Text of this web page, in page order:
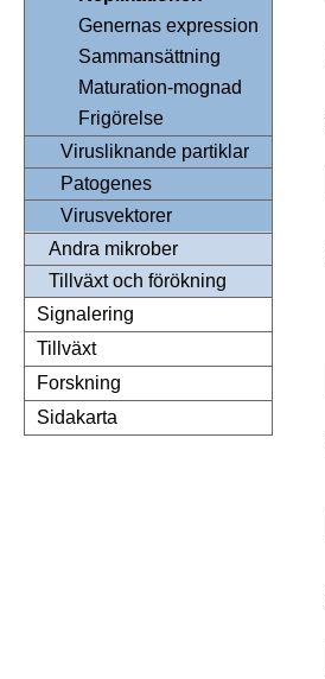
Genernas expression
Sammansättning
Maturation-mognad
Frigörelse
Virusliknande partiklar
Patogenes
Virusvektorer
Andra mikrober
Tillväxt och förökning
Signalering
Tillväxt
Forskning
Sidakarta